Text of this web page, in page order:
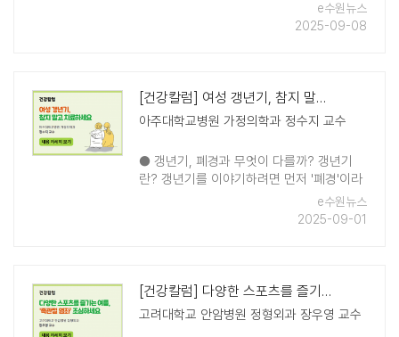
쳐나면서 여러 부모들이 아이들에게 유산균
을 먹이고 있으며, 일부에서는 우리 아이도
e수원뉴스
2025-09-08
[건강칼럼] 여성 갱년기, 참지 말고 치료하세요
아주대학교병원 가정의학과 정수지 교수
● 갱년기, 폐경과 무엇이 다를까? 갱년기
란? 갱년기를 이야기하려면 먼저 '폐경'이라
는 개념부터 짚고 넘어가야 한다. 폐경은 여
성의 마지막 월경 이후 1년이 지난 시점을 의
e수원뉴스
2025-09-01
[건강칼럼] 다양한 스포츠를 즐기는 여름, '족관절 염좌' 조심하세요
고려대학교 안암병원 정형외과 장우영 교수